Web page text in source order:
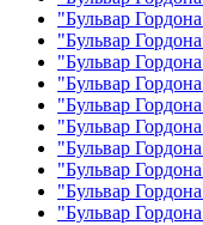
"Бульвар
"Бульвар
"Бульвар
"Бульвар
"Бульвар
"Бульвар
"Бульвар
"Бульвар
"Бульвар
"Бульвар